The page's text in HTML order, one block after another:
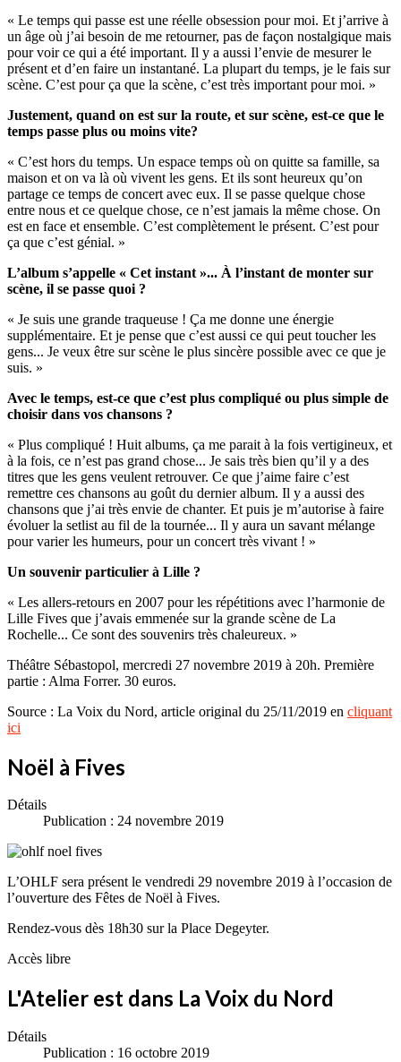
« Le temps qui passe est une réelle obsession pour moi. Et j’arrive à
un âge où j’ai besoin de me retourner, pas de façon nostalgique mais
pour voir ce qui a été important. Il y a aussi l’envie de mesurer le
présent et d’en faire un instantané. La plupart du temps, je le fais sur
scène. C’est pour ça que la scène, c’est très important pour moi. »
Justement, quand on est sur la route, et sur scène, est-ce que le
temps passe plus ou moins vite?
« C’est hors du temps. Un espace temps où on quitte sa famille, sa
maison et on va là où vivent les gens. Et ils sont heureux qu’on
partage ce temps de concert avec eux. Il se passe quelque chose
entre nous et ce quelque chose, ce n’est jamais la même chose. On
est en face et ensemble. C’est complètement le présent. C’est pour
ça que c’est génial. »
L’album s’appelle « Cet instant »... À l’instant de monter sur
scène, il se passe quoi ?
« Je suis une grande traqueuse ! Ça me donne une énergie
supplémentaire. Et je pense que c’est aussi ce qui peut toucher les
gens... Je veux être sur scène le plus sincère possible avec ce que je
suis. »
Avec le temps, est-ce que c’est plus compliqué ou plus simple de
choisir dans vos chansons ?
« Plus compliqué ! Huit albums, ça me parait à la fois vertigineux, et
à la fois, ce n’est pas grand chose... Je sais très bien qu’il y a des
titres que les gens veulent retrouver. Ce que j’aime faire c’est
remettre ces chansons au goût du dernier album. Il y a aussi des
chansons que j’ai très envie de chanter. Et puis je m’autorise à faire
évoluer la setlist au fil de la tournée... Il y aura un savant mélange
pour varier les humeurs, pour un concert très vivant ! »
Un souvenir particulier à Lille ?
« Les allers-retours en 2007 pour les répétitions avec l’harmonie de
Lille Fives que j’avais emmenée sur la grande scène de La
Rochelle... Ce sont des souvenirs très chaleureux. »
Théâtre Sébastopol, mercredi 27 novembre 2019 à 20h. Première
partie : Alma Forrer. 30 euros.
Source : La Voix du Nord, article original du 25/11/2019 en cliquant
ici
Noël à Fives
Détails
Publication : 24 novembre 2019
L’OHLF sera présent le vendredi 29 novembre 2019 à l’occasion de
l’ouverture des Fêtes de Noël à Fives.
Rendez-vous dès 18h30 sur la Place Degeyter.
Accès libre
L'Atelier est dans La Voix du Nord
Détails
Publication : 16 octobre 2019